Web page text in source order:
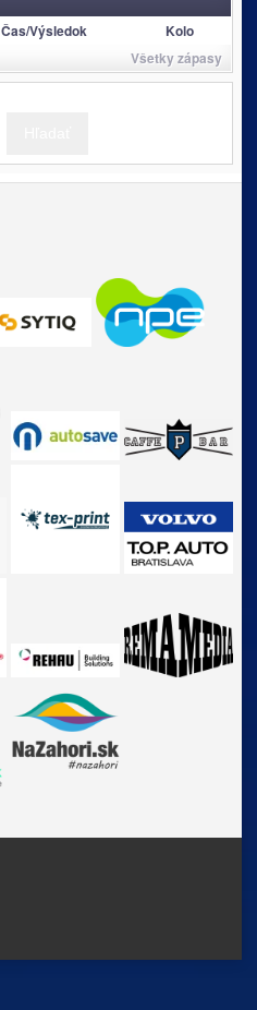
Čas/Výsledok
Kolo
Všetky zápasy